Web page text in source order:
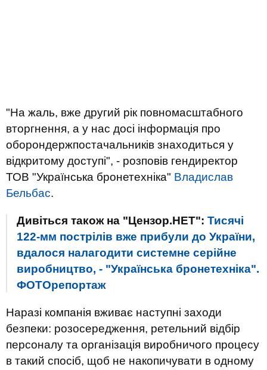
"На жаль, вже другий рік повномасштабного
вторгнення, а у нас досі інформація про
оборондержпостачальників знаходиться у
відкритому доступі", - розповів гендиректор
ТОВ "Українська бронетехніка" Владислав
Бельбас.
Дивіться також на "Цензор.НЕТ": Тисячі
122-мм пострілів вже прибули до України,
вдалося налагодити системне серійне
виробництво, - "Українська бронетехніка".
ФОТОрепортаж
Наразі компанія вживає наступні заходи
безпеки: розосередження, ретельний відбір
персоналу та організація виробничого процесу
в такий спосіб, щоб не накопичувати в одному